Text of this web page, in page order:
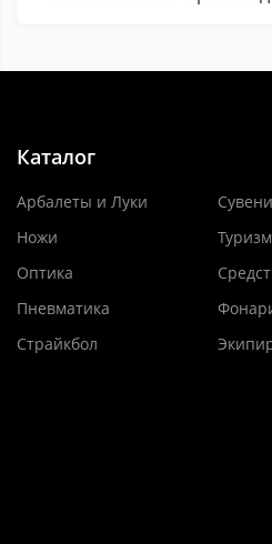
Каталог
Арбалеты и Луки
Ножи
Оптика
Пневматика
Страйкбол
Туризм